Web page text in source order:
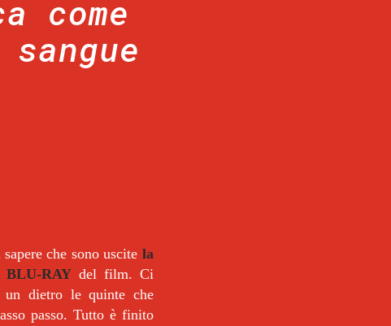
come
che sono uscite la
BLU-RAYdel film. Ci
un dietro le quinte che
passo. Tutto è finito